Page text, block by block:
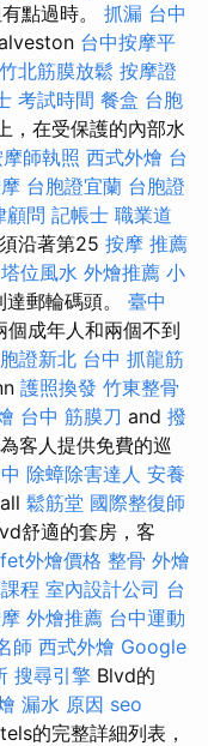
點過時。 抓漏 台中
台中按摩平
竹北筋膜放鬆 按摩證
考試時間 餐盒 台胞
，在受保護的內部水
師執照 西式外燴 台
台胞證宜蘭 台胞證
顧問 記帳士 職業道
沿著第25 按摩 推薦
塔位風水 外燴推薦 小
達郵輪碼頭。 臺中
成年人和兩個不到
證新北 台中 抓龍筋
護照換發 竹東整骨
台中 筋膜刀 and 撥
客人提供免費的巡
除蟑除害達人 安養
鬆筋堂 國際整復師
舒適的套房，客
外燴價格 整骨 外燴
程 室內設計公司 台
外燴推薦 台中運動
師 西式外燴 Google
搜尋引擎 Blvd的
漏水 原因 seo
的完整詳細列表，